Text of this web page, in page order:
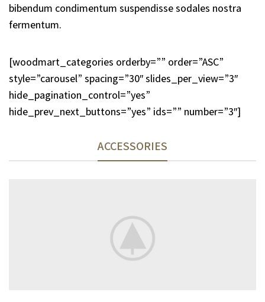
bibendum condimentum suspendisse sodales nostra
fermentum.
[woodmart_categories orderby=”” order=”ASC”
style=”carousel” spacing=”30″ slides_per_view=”3″
hide_pagination_control=”yes”
hide_prev_next_buttons=”yes” ids=”” number=”3″]
ACCESSORIES